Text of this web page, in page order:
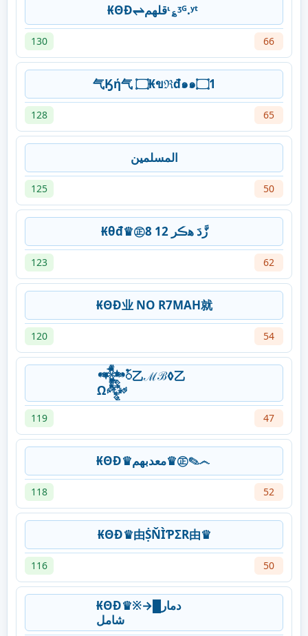
₭ΘĐ⇌قلهمᶥ؏ᶾᴳ.ʸᵗ
130 66
气Ӄή气 ۝₭ขℜđ๑๑۝1
128 65
المسلمين
125 50
₭θđ♛㊣زَّدَ ﮬڪر 12 8
123 62
₭ΘĐ业 NO R7MAH就
120 54
Ω𒅒
119 47
₭ΘĐ♛معدبهم♛㊣✎෴
118 52
₭ΘĐ♛由ṨŇÌƤΣR由♛
116 50
₭ΘĐ♛※→دمار█
شامل